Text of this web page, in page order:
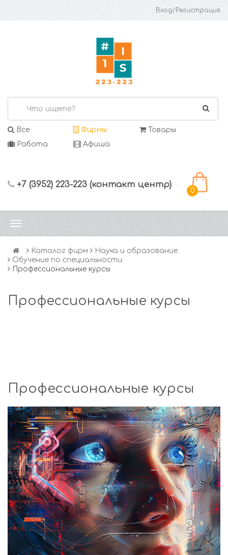
Вход/Регистрация
Все Фирмы
Товары
Работа
Афиша
+7 (3952) 223-223 (контакт центр)
0
Каталог фирм
Наука и образование
Обучение по специальности
Профессиональные курсы
Профессиональные курсы
Профессиональные курсы